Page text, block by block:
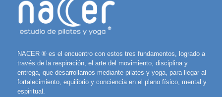
NACER ® es el encuentro con estos tres fundamentos, logrado a
través de la respiración, el arte del movimiento, disciplina y
entrega, que desarrollamos mediante pilates y yoga, para llegar al
fortalecimiento, equilibrio y conciencia en el plano físico, mental y
espiritual.